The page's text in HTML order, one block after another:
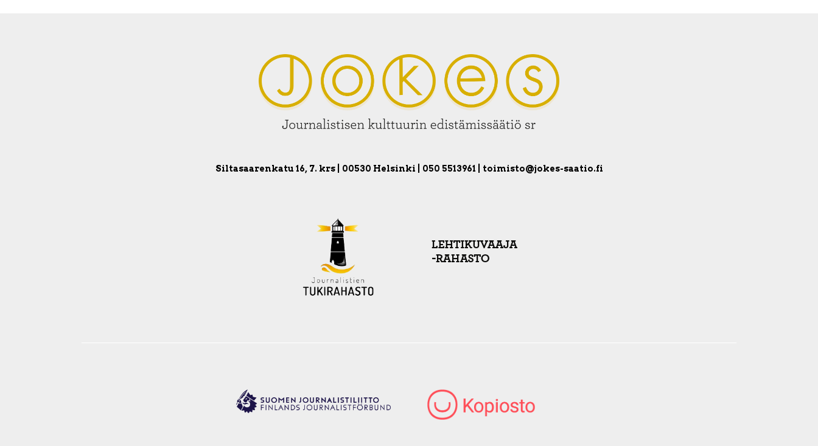
Siltasaarenkatu 16, 7. krs | 00530 Helsinki | 050 5513961 | toimisto@jokes-saatio.fi